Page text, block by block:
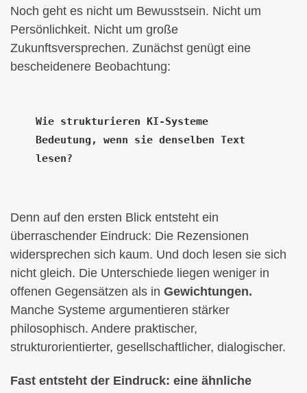
Noch geht es nicht um Bewusstsein. Nicht um
Persönlichkeit. Nicht um große
Zukunftsversprechen. Zunächst genügt eine
bescheidenere Beobachtung:
Wie strukturieren KI-Systeme
Bedeutung, wenn sie denselben Text
lesen?
Denn auf den ersten Blick entsteht ein
überraschender Eindruck: Die Rezensionen
widersprechen sich kaum. Und doch lesen sie sich
nicht gleich. Die Unterschiede liegen weniger in
offenen Gegensätzen als in Gewichtungen.
Manche Systeme argumentieren stärker
philosophisch. Andere praktischer,
strukturorientierter, gesellschaftlicher, dialogischer.
Fast entsteht der Eindruck: eine ähnliche